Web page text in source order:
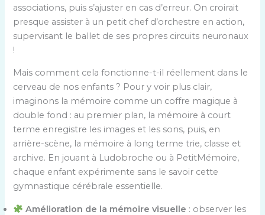
associations, puis s’ajuster en cas d’erreur. On croirait
presque assister à un petit chef d’orchestre en action,
supervisant le ballet de ses propres circuits neuronaux
!
Mais comment cela fonctionne-t-il réellement dans le
cerveau de nos enfants ? Pour y voir plus clair,
imaginons la mémoire comme un coffre magique à
double fond : au premier plan, la mémoire à court
terme enregistre les images et les sons, puis, en
arrière-scène, la mémoire à long terme trie, classe et
archive. En jouant à Ludobroche ou à PetitMémoire,
chaque enfant expérimente sans le savoir cette
gymnastique cérébrale essentielle.
Amélioration de la mémoire visuelle : observer les